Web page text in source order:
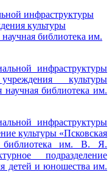
инфраструктуры
культуры
научная библиотека им.
инфраструктуры
культуры
научная библиотека им.
инфраструктуры
культуры «Псковская
библиотека им. В. Я.
подразделение
детей и юношества им.